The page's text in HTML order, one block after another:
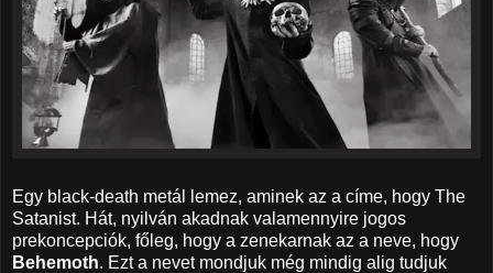
Egy black-death metál lemez, aminek az a címe, hogy The
Satanist. Hát, nyilván akadnak valamennyire jogos
prekoncepciók, főleg, hogy a zenekarnak az a neve, hogy
Behemoth. Ezt a nevet mondjuk még mindig alig tudjuk